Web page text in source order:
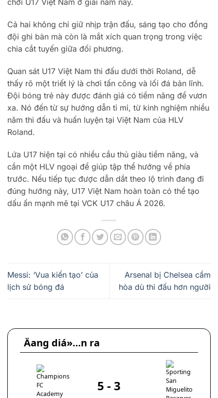
chơi U17 Việt Nam ở giải năm nay.
Cả hai không chỉ giữ nhịp trận đấu, sáng tạo cho đồng
đội ghi bàn mà còn là mắt xích quan trọng trong việc
chia cắt tuyến giữa đối phương.
Quan sát U17 Việt Nam thi đấu dưới thời Roland, dễ
thấy rõ một triết lý là chơi tấn công và lối đá bản lĩnh.
Đội bóng trẻ này được đánh giá có tiềm năng để vươn
xa. Nó đến từ sự hướng dẫn tỉ mỉ, từ kinh nghiệm nhiều
năm thi đấu và huấn luyện tại Việt Nam của HLV
Roland.
Lứa U17 hiện tại có nhiều cầu thủ giàu tiềm năng, và
cần một HLV ngoại để giúp tập thể hướng về phía
trước. Nếu tiếp tục được dẫn dắt theo lộ trình đang đi
đúng hướng này, U17 Việt Nam hoàn toàn có thể tạo
dấu ấn mạnh mẽ tại VCK U17 châu Á 2026.
Messi: ‘Vua kiến tạo’ của
lịch sử bóng đá
Arsenal bị Chelsea cầm
hòa dù thi đấu hơn người
Äang diá»…n ra
5 - 3